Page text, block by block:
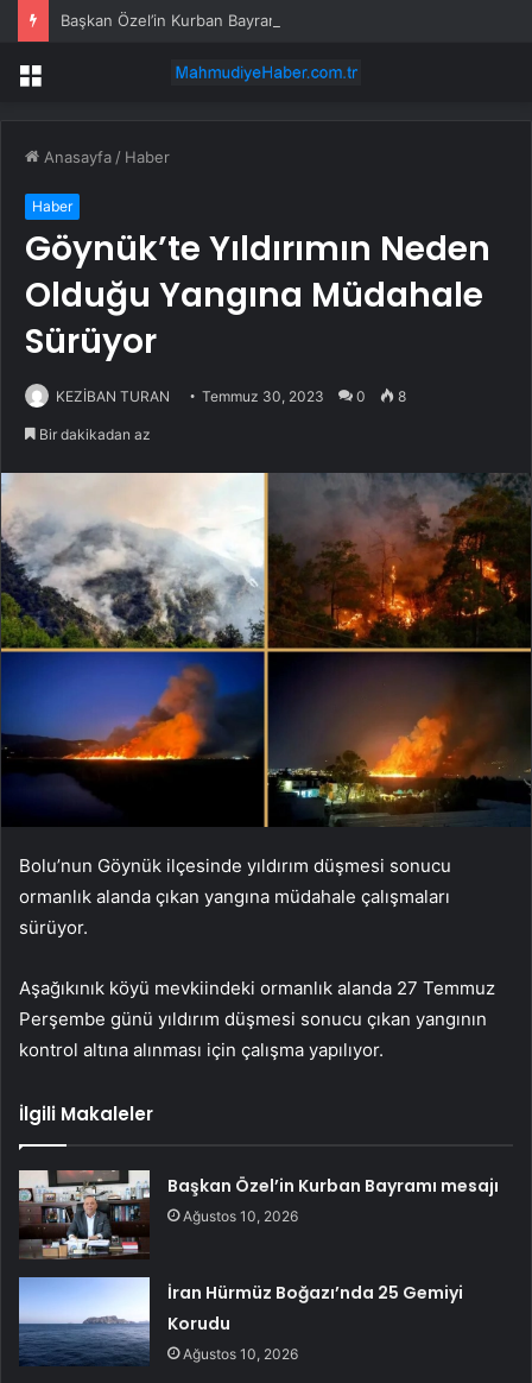
Başkan Özel’in Kurban Bayramı mesajı
Menü
Anasayfa / Haber
Haber
Göynük’te Yıldırımın Neden
Olduğu Yangına Müdahale
Sürüyor
KEZİBAN TURAN Temmuz 30, 2023 0 8
Bir dakikadan az
Bolu’nun Göynük ilçesinde yıldırım düşmesi sonucu
ormanlık alanda çıkan yangına müdahale çalışmaları
sürüyor.
Aşağıkınık köyü mevkiindeki ormanlık alanda 27 Temmuz
Perşembe günü yıldırım düşmesi sonucu çıkan yangının
kontrol altına alınması için çalışma yapılıyor.
İlgili Makaleler
Başkan Özel’in Kurban Bayramı mesajı
Ağustos 10, 2026
İran Hürmüz Boğazı’nda 25 Gemiyi
Korudu
Ağustos 10, 2026